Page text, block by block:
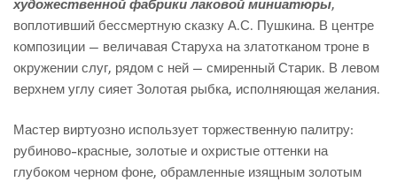
воплотивший бессмертную сказку А.С. Пушкина. В центре
композиции — величавая Старуха на златотканом троне в
окружении слуг, рядом с ней — смиренный Старик. В левом
верхнем углу сияет Золотая рыбка, исполняющая желания.
Мастер виртуозно использует торжественную палитру:
рубиново-красные, золотые и охристые оттенки на
глубоком черном фоне, обрамленные изящным золотым